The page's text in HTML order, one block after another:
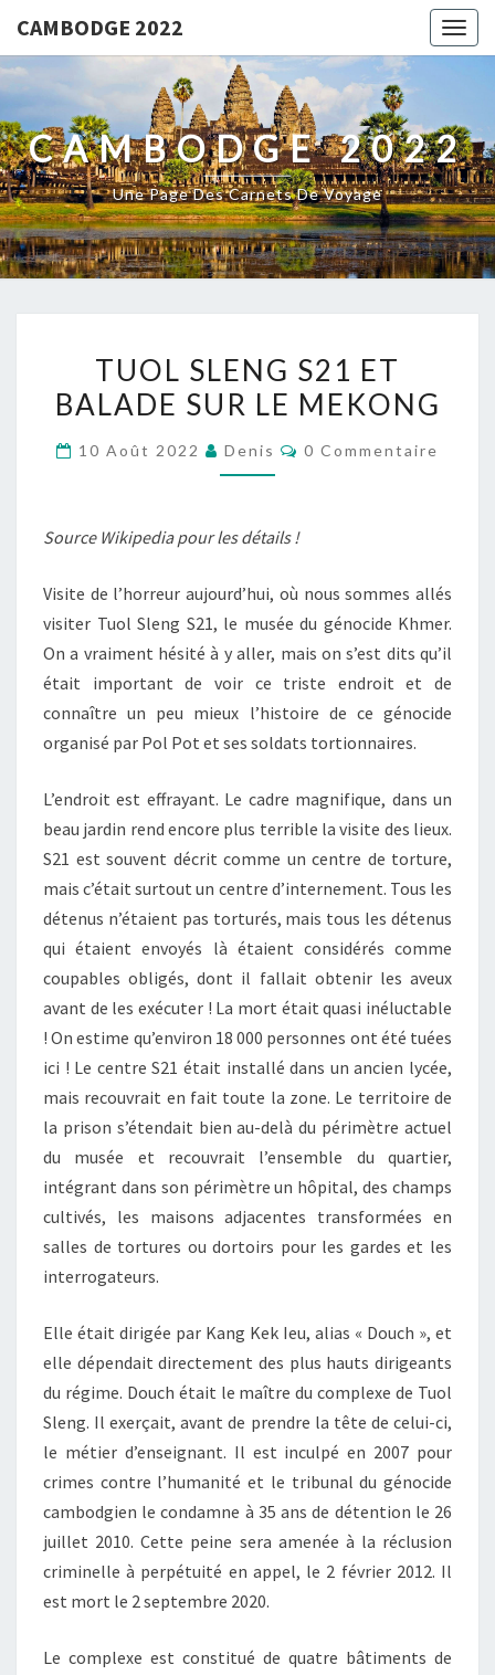
CAMBODGE 2022
CAMBODGE 2022
Une Page Des Carnets De Voyage
SLENG
S21
BALADE
LE
TUOL SLENG S21 ET
BALADE SUR LE MEKONG
10 Août 2022 Denis Commentaires
0 Commentaire
Source Wikipedia pour les détails !
Visite de l’horreur aujourd’hui, où nous sommes allés
visiter Tuol Sleng S21, le musée du génocide Khmer.
On a vraiment hésité à y aller, mais on s’est dits qu’il
était important de voir ce triste endroit et de
connaître un peu mieux l’histoire de ce génocide
organisé par Pol Pot et ses soldats tortionnaires.
L’endroit est effrayant. Le cadre magnifique, dans un
beau jardin rend encore plus terrible la visite des lieux.
S21 est souvent décrit comme un centre de torture,
mais c’était surtout un centre d’internement. Tous les
détenus n’étaient pas torturés, mais tous les détenus
qui étaient envoyés là étaient considérés comme
coupables obligés, dont il fallait obtenir les aveux
avant de les exécuter ! La mort était quasi inéluctable
! On estime qu’environ 18 000 personnes ont été tuées
ici ! Le centre S21 était installé dans un ancien lycée,
mais recouvrait en fait toute la zone. Le territoire de
la prison s’étendait bien au-delà du périmètre actuel
du musée et recouvrait l’ensemble du quartier,
intégrant dans son périmètre un hôpital, des champs
cultivés, les maisons adjacentes transformées en
salles de tortures ou dortoirs pour les gardes et les
interrogateurs.
Elle était dirigée par Kang Kek Ieu, alias « Douch », et
elle dépendait directement des plus hauts dirigeants
du régime. Douch était le maître du complexe de Tuol
Sleng. Il exerçait, avant de prendre la tête de celui-ci,
le métier d’enseignant. Il est inculpé en 2007 pour
crimes contre l’humanité et le tribunal du génocide
cambodgien le condamne à 35 ans de détention le 26
juillet 2010. Cette peine sera amenée à la réclusion
criminelle à perpétuité en appel, le 2 février 2012. Il
est mort le 2 septembre 2020.
Le complexe est constitué de quatre bâtiments de